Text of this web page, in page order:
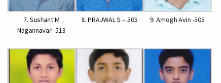
7. Sushant M
Nagannavar -513
8. PRAJWAL S – 505 9. Amogh Avin -505